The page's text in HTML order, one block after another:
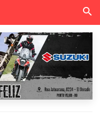
search